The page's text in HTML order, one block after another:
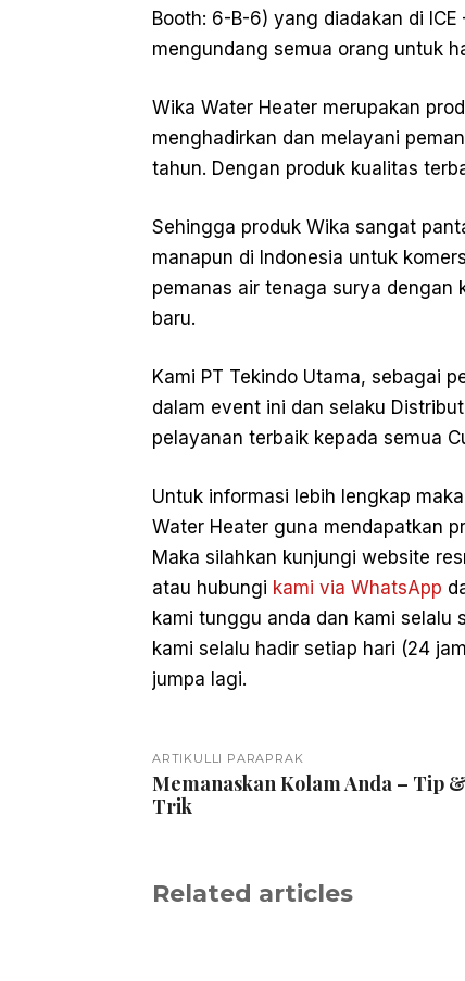
Booth: 6-B-6) yang diadakan di
mengundang semua orang untuk
Wika Water Heater merupakan
menghadirkan dan melayani
tahun. Dengan produk kualitas
Sehingga produk Wika sangat
manapun di Indonesia untuk
pemanas air tenaga surya dengan
baru.
Kami PT Tekindo Utama, sebagai
dalam event ini dan selaku
pelayanan terbaik kepada semua
Untuk informasi lebih lengkap
Water Heater guna mendapatkan
Maka silahkan kunjungi website
atau hubungi kami via WhatsApp
kami tunggu anda dan kami selalu
kami selalu hadir setiap hari (24
jumpa lagi.
ARTIKULLI PARAPRAK
Memanaskan Kolam Anda – Tip &
Trik
Related articles